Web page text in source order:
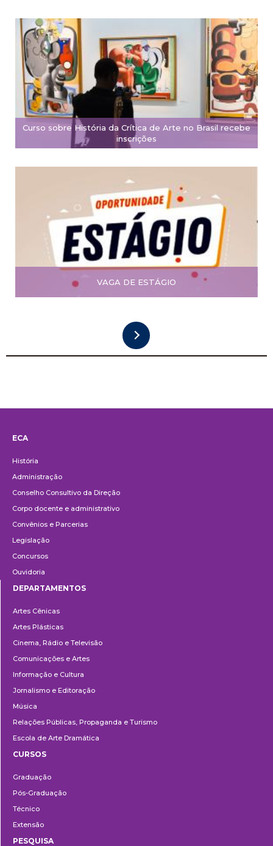
Curso sobre História da Crítica de Arte no Brasil recebe
inscrições
VAGA DE ESTÁGIO
ECA
História
Administração
Conselho Consultivo da Direção
Corpo docente e administrativo
Convênios e Parcerias
Legislação
Concursos
Ouvidoria
DEPARTAMENTOS
Artes Cênicas
Artes Plásticas
Cinema, Rádio e Televisão
Comunicações e Artes
Informação e Cultura
Jornalismo e Editoração
Música
Relações Públicas, Propaganda e Turismo
Escola de Arte Dramática
CURSOS
Graduação
Pós-Graduação
Técnico
Extensão
PESQUISA